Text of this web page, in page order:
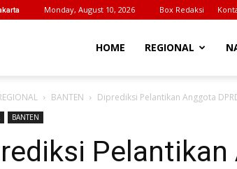
Monday, August 10, 2026 Box Redaksi
HOME REGIONAL
BANTEN Diprediksi Pelantikan Anggota
BANTEN
Pelantikan